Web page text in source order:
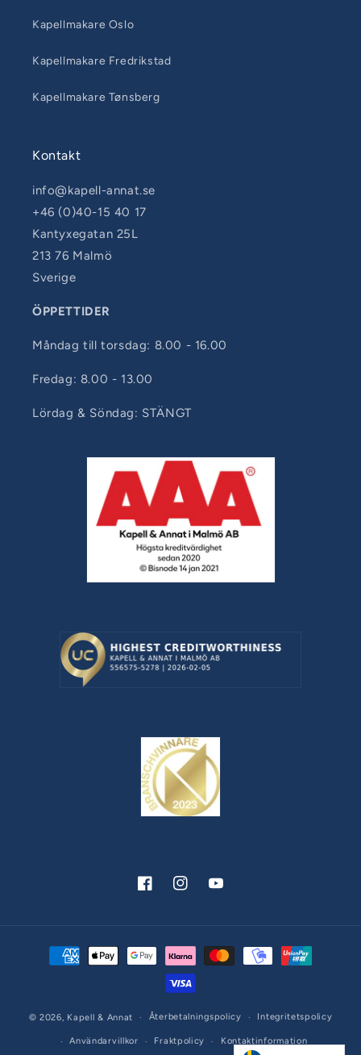
Kapellmakare Oslo
Kapellmakare Fredrikstad
Kapellmakare Tønsberg
Kontakt
info@kapell-annat.se
+46 (0)40-15 40 17
Kantyxegatan 25L
213 76 Malmö
Sverige
ÖPPETTIDER
Måndag till torsdag: 8.00 - 16.00
Fredag: 8.00 - 13.00
Lördag & Söndag: STÄNGT
FacebookInstagramYouTube
Betalningsmetoder
© 2026, Kapell & Annat Återbetalningspolicy Integritetspolicy
Användarvillkor Fraktpolicy Kontaktinformation